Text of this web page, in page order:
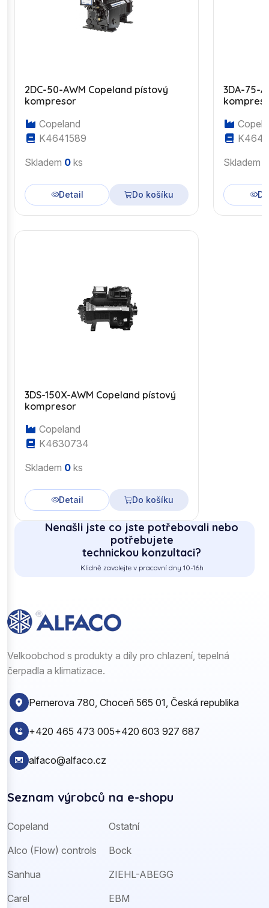
2DC-50-AWM Copeland pístový
kompresor
Copeland
K4641589
Skladem 0 ks
Detail Do košíku
3DA-75-
Skladem
3DS-150X-AWM Copeland pístový
kompresor
Copeland
K4630734
Skladem 0 ks
Detail Do košíku
Nenašli jste co jste potřebovali nebo
potřebujete
technickou konzultaci?
Klidně zavolejte v pracovní dny 10-16h
Velkoobchod s produkty a díly pro chlazení, tepelná
čerpadla a klimatizace.
Pernerova 780, Choceň 565 01, Česká republika
+420 465 473 005+420 603 927 687
alfaco@alfaco.cz
Seznam výrobců na e-shopu
Copeland
Alco (Flow) controls
Sanhua
Carel
Ostatní
Bock
ZIEHL-ABEGG
EBM